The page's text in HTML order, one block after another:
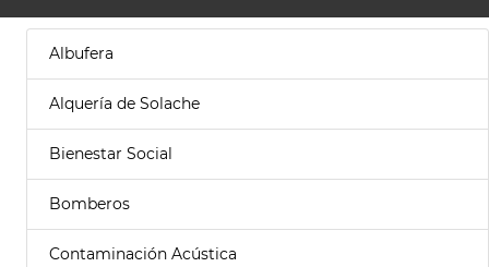
Albufera
Alquería de Solache
Bienestar Social
Bomberos
Contaminación Acústica